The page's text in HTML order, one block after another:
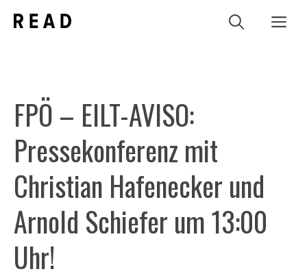
Inhalt
FPÖ – EILT-AVISO:
Pressekonferenz mit
Christian Hafenecker und
Arnold Schiefer um 13:00
Uhr!